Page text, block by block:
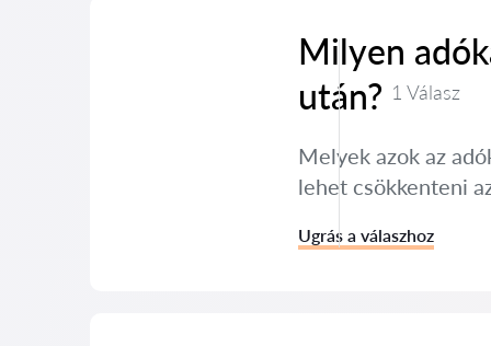
Milyen
után? 1 Válasz
Melyek azok az
lehet csökkenteni
Ugrás a válaszhoz